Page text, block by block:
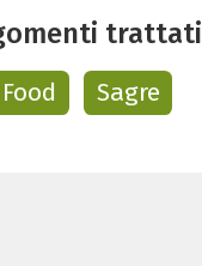
trattati
Food Sagre